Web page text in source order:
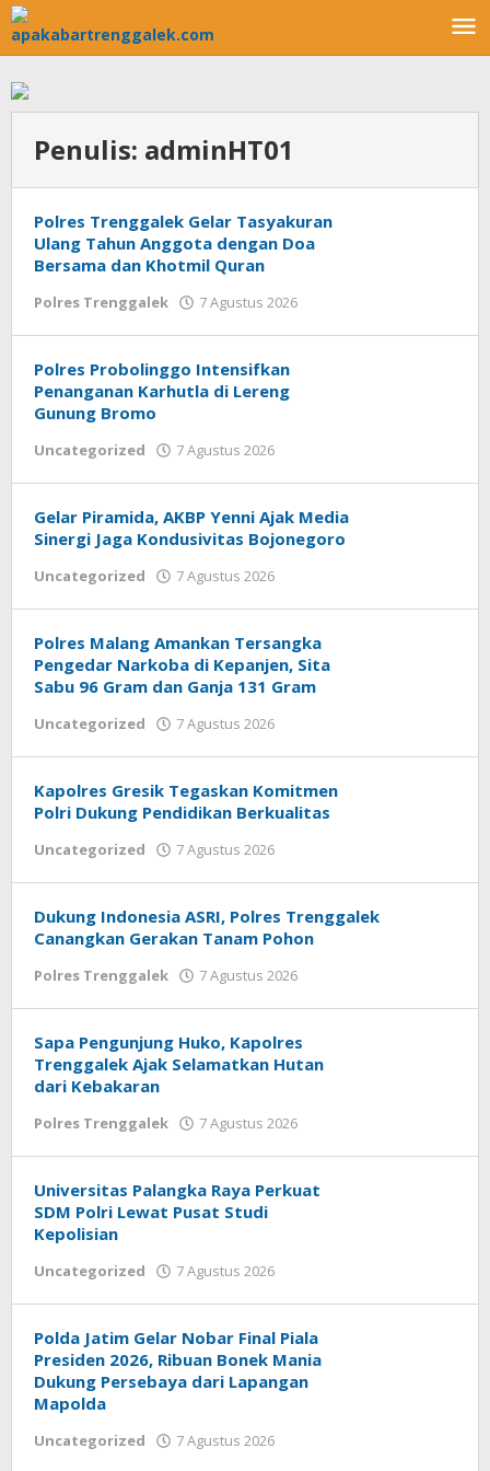
Lewati
ke
konten
Penulis: adminHT01
Polres Trenggalek Gelar Tasyakuran
Ulang Tahun Anggota dengan Doa
Bersama dan Khotmil Quran
Polres Trenggalek 7 Agustus 2026
Polres Probolinggo Intensifkan
Penanganan Karhutla di Lereng
Gunung Bromo
Uncategorized 7 Agustus 2026
Gelar Piramida, AKBP Yenni Ajak Media
Sinergi Jaga Kondusivitas Bojonegoro
Uncategorized 7 Agustus 2026
Polres Malang Amankan Tersangka
Pengedar Narkoba di Kepanjen, Sita
Sabu 96 Gram dan Ganja 131 Gram
Uncategorized 7 Agustus 2026
Kapolres Gresik Tegaskan Komitmen
Polri Dukung Pendidikan Berkualitas
Uncategorized 7 Agustus 2026
Dukung Indonesia ASRI, Polres Trenggalek
Canangkan Gerakan Tanam Pohon
Polres Trenggalek 7 Agustus 2026
Sapa Pengunjung Huko, Kapolres
Trenggalek Ajak Selamatkan Hutan
dari Kebakaran
Polres Trenggalek 7 Agustus 2026
Universitas Palangka Raya Perkuat
SDM Polri Lewat Pusat Studi
Kepolisian
Uncategorized 7 Agustus 2026
Polda Jatim Gelar Nobar Final Piala
Presiden 2026, Ribuan Bonek Mania
Dukung Persebaya dari Lapangan
Mapolda
Uncategorized 7 Agustus 2026